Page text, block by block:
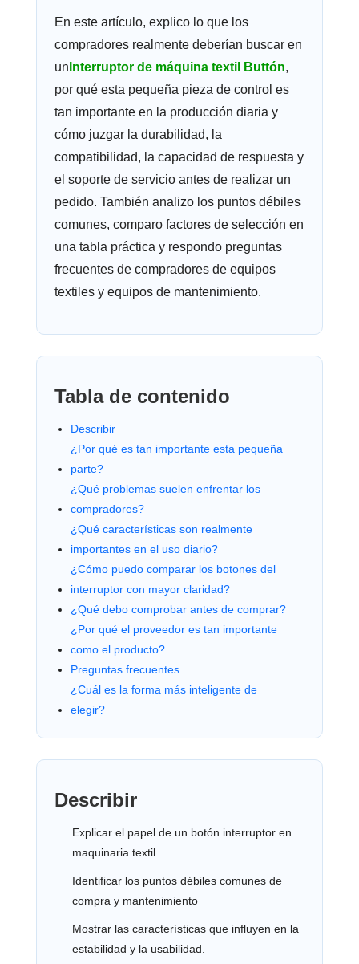
En este artículo, explico lo que los
compradores realmente deberían buscar en
un Interruptor de máquina textil Buttón,
por qué esta pequeña pieza de control es
tan importante en la producción diaria y
cómo juzgar la durabilidad, la
compatibilidad, la capacidad de respuesta y
el soporte de servicio antes de realizar un
pedido. También analizo los puntos débiles
comunes, comparo factores de selección en
una tabla práctica y respondo preguntas
frecuentes de compradores de equipos
textiles y equipos de mantenimiento.
Tabla de contenido
Describir
¿Por qué es tan importante esta pequeña
parte?
¿Qué problemas suelen enfrentar los
compradores?
¿Qué características son realmente
importantes en el uso diario?
¿Cómo puedo comparar los botones del
interruptor con mayor claridad?
¿Qué debo comprobar antes de comprar?
¿Por qué el proveedor es tan importante
como el producto?
Preguntas frecuentes
¿Cuál es la forma más inteligente de
elegir?
Describir
Explicar el papel de un botón interruptor en
maquinaria textil.
Identificar los puntos débiles comunes de
compra y mantenimiento
Mostrar las características que influyen en la
estabilidad y la usabilidad.